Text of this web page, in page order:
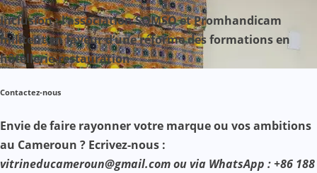
Inclusion : l’association SOMSO et Promhandicam
militent en faveur d’une réforme des formations en
hôtellerie-restauration
Contactez-nous
Envie de faire rayonner votre marque ou vos ambitions
au Cameroun ? Ecrivez-nous :
vitrineducameroun@gmail.com ou via WhatsApp : +86 188